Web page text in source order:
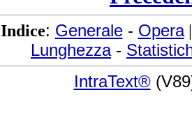
Indice: Generale- Opera
Lunghezza-
IntraText®